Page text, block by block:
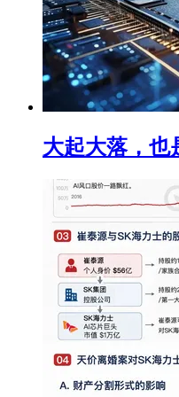
大起大落，也